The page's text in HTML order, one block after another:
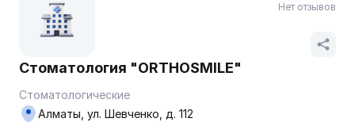
Стоматология "ORTHOSMILE"
Стоматологические
Алматы, ул. Шевченко, д. 112
Нет отзывов